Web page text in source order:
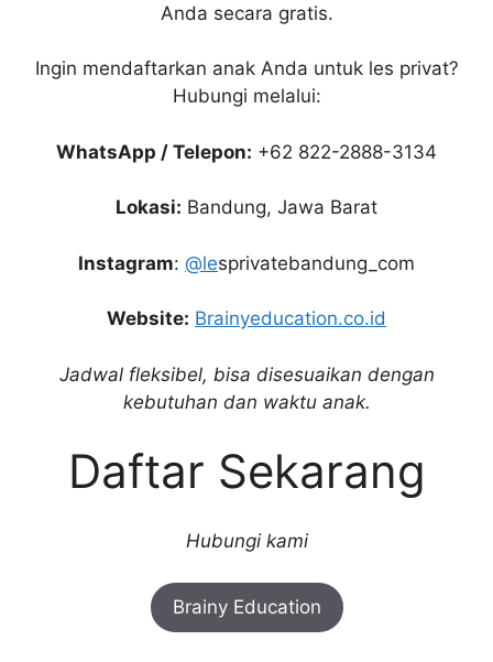
Anda secara gratis.
Ingin mendaftarkan anak Anda untuk les privat?
Hubungi melalui:
WhatsApp / Telepon: +62 822-2888-3134
Lokasi: Bandung, Jawa Barat
Instagram: @lesprivatebandung_com
Website: Brainyeducation.co.id
Jadwal fleksibel, bisa disesuaikan dengan
kebutuhan dan waktu anak.
Daftar Sekarang
Hubungi kami
Brainy Education